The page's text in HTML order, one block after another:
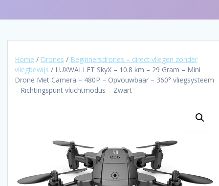
Home / Drones / Beginnersdrones – direct vliegen zonder
vliegbewijs / LUXWALLET SkyX – 10.8 km – 29 Gram – Mini
Drone Met Camera – 480P – Opvouwbaar – 360° vliegsysteem
– Richtingspunt vluchtmodus – Zwart